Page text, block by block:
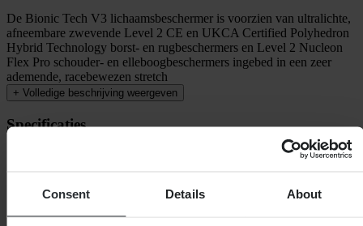
Consent Details About
De Bionic Tech V3 lichaamsbeschermer is voorzien van ultralichte,
afneembare zwevende Level 2 CE en UKCA Certified Polyhedron
Hybrid Technology borst- en rugbeschermers en Level 2 Nucleon
Flex Pro schouder- en elleboogbeschermers ingebed in een zeer
ademende, racebewezen stretch
+ Volledige beschrijving weergeven
Specificaties
CE EN 1621-3 Level 2
Verpakkingslengte